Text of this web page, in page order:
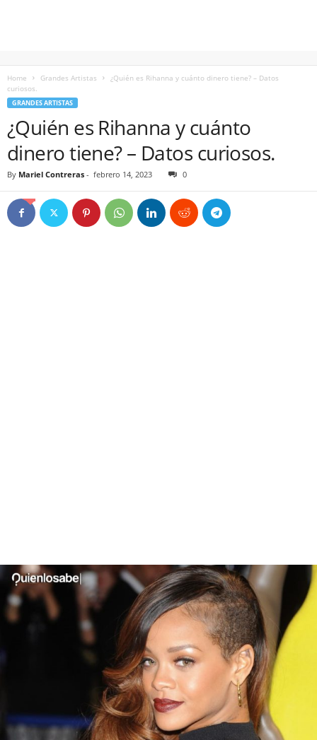
Home Grandes Artistas
¿Quién es Rihanna y cuánto dinero tiene? – Datos
curiosos.
GRANDES ARTISTAS
¿Quién es Rihanna y cuánto
dinero tiene? – Datos curiosos.
By Mariel Contreras - febrero 14, 2023 0